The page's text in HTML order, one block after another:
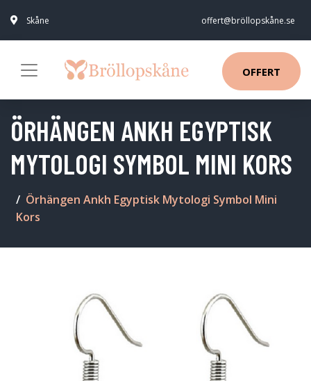
Skåne offert@bröllopskåne.se
OFFERT
ÖRHÄNGEN ANKH EGYPTISK
MYTOLOGI SYMBOL MINI KORS
Örhängen Ankh Egyptisk Mytologi Symbol Mini
Kors